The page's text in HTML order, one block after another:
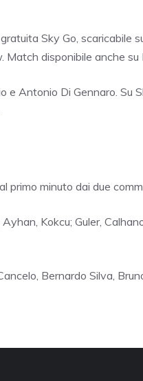
Sky Go, scaricabile
Match disponibile anche su
e Antonio Di Gennaro. Su
primo minuto dai due
Kokcu; Guler,
Bernardo Silva,